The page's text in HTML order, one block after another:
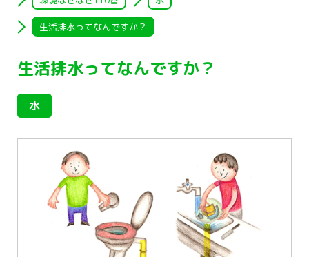
生活排水ってなんですか？
生活排水ってなんですか？
水